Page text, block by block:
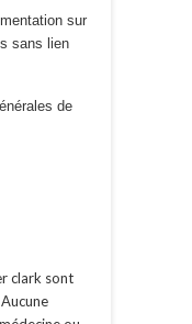
sur
sans lien
de
clark sont